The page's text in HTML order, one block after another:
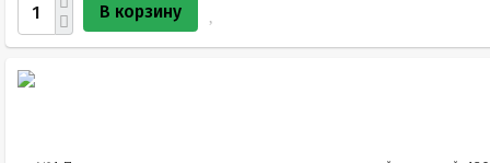
В корзину